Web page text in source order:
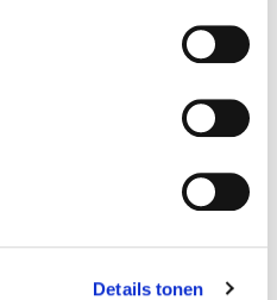
Details tonen
een specifieke leerling.
over het